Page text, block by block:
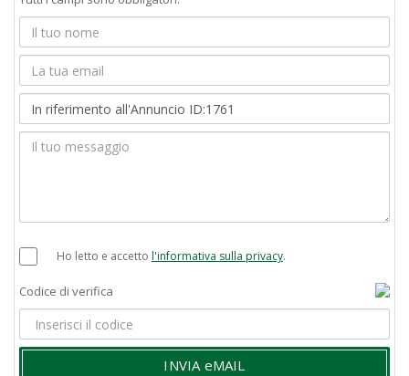
Ho letto e accetto l'informativa sulla privacy.
Codice di verifica
INVIA eMAIL